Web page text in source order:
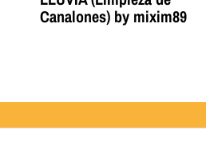
Canalones) by mixim89